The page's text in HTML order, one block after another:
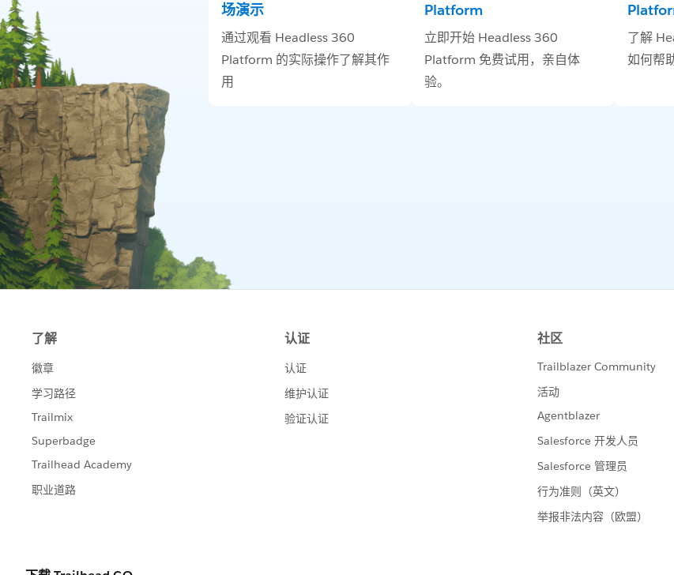
场演示
通过观看 Headless 360
Platform 的实际操作了解其作
用
Platform
立即开始 Headless 360
Platform 免费试用，亲自体
验。
了解
如何帮